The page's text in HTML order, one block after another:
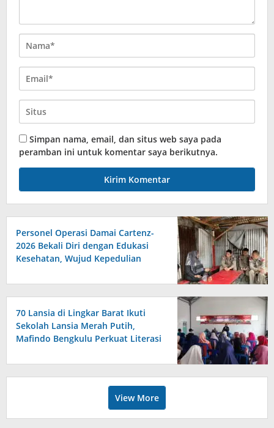
Simpan nama, email, dan situs web saya pada
peramban ini untuk komentar saya berikutnya.
Personel Operasi Damai Cartenz-
2026 Bekali Diri dengan Edukasi
Kesehatan, Wujud Kepedulian
Kesejahteraan Anggota
70 Lansia di Lingkar Barat Ikuti
Sekolah Lansia Merah Putih,
Mafindo Bengkulu Perkuat Literasi
View More